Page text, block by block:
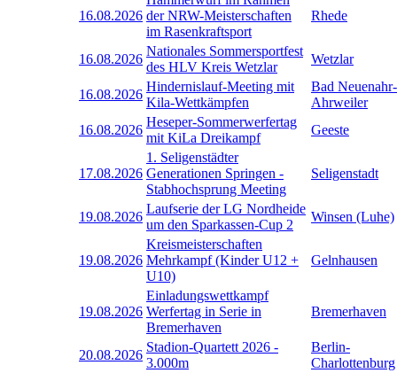
16.08.2026 der NRW-Meisterschaften
im Rasenkraftsport
Rhede
16.08.2026
Nationales Sommersportfest
des HLV Kreis Wetzlar
Wetzlar
16.08.2026
Hindernislauf-Meeting mit
Kila-Wettkämpfen
Bad Neuenahr-
Ahrweiler
16.08.2026
Heseper-Sommerwerfertag
mit KiLa Dreikampf
Geeste
17.08.2026
1. Seligenstädter
Generationen Springen -
Stabhochsprung Meeting
Seligenstadt
19.08.2026
Laufserie der LG Nordheide
um den Sparkassen-Cup 2
Winsen (Luhe)
19.08.2026
Kreismeisterschaften
Mehrkampf (Kinder U12 +
U10)
Gelnhausen
19.08.2026
Einladungswettkampf
Werfertag in Serie in
Bremerhaven
Bremerhaven
20.08.2026
Stadion-Quartett 2026 -
3.000m
Berlin-
Charlottenburg